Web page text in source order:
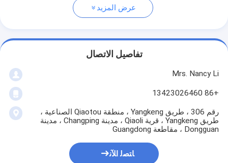
عرض المزيد
تفاصيل الاتصال
Mrs. Nancy Li
+86 13423026460
رقم 306 ، طريق Yangkeng ، منطقة Qiaotou الصناعية ،
طريق Yangkeng ، قرية Qiaoli ، مدينة Changping ، مدينة
Dongguan ، مقاطعة Guangdong
ﺎﺘﺼﻟ ﺍﻶﻧ